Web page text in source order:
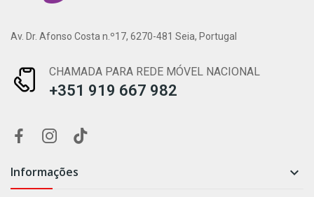
Av. Dr. Afonso Costa n.º17, 6270-481 Seia, Portugal
CHAMADA PARA REDE MÓVEL NACIONAL
+351 919 667 982
Informações 